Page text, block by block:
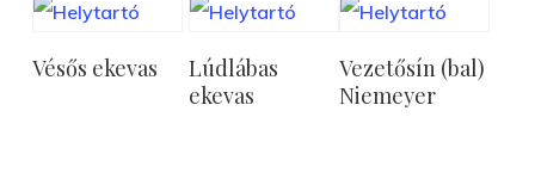
Tovább
Vésős ekevas
Tovább
Lúdlábas
ekevas
Tovább
Olvasom
Vezetősín (bal)
Niemeyer